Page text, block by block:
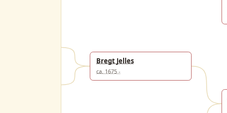
Bregt Jelles
ca. 1675 -